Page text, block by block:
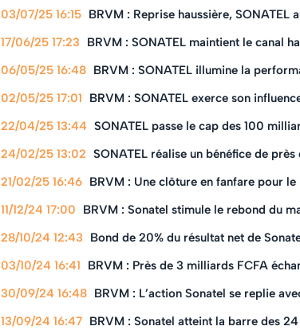
03/07/25 16:15 BRVM : Reprise haussière, SONATEL
17/06/25 17:23
BRVM : SONATEL maintient le canal
06/05/25 16:48 BRVM : SONATEL illumine la
02/05/25 17:01
BRVM : SONATEL exerce son
22/04/25 13:44 SONATEL passe le cap des 100
24/02/25 13:02 SONATEL réalise un bénéfice de
21/02/25 16:46 BRVM : Une clôture en fanfare pour
11/12/24 17:00
BRVM : Sonatel stimule le rebond du
28/10/24 12:43
Bond de 20% du résultat net de
03/10/24 16:41
BRVM : Près de 3 milliards FCFA
30/09/24 16:48 BRVM : L’action Sonatel se replie
13/09/24 16:47 BRVM : Sonatel atteint la barre des